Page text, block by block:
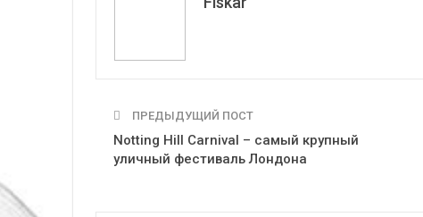
ПРЕДЫДУЩИЙ ПОСТ
Notting Hill Carnival – самый крупный
уличный фестиваль Лондона